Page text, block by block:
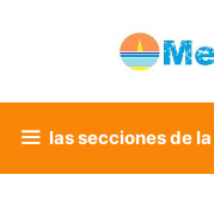
las secciones de